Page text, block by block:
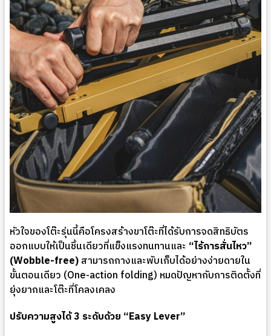
หัวใจของโต๊ะรุ่นนี้คือโครงสร้างขาโต๊ะที่ได้รับการจดสิทธิบัตร
ออกแบบให้เป็นชิ้นเดียวที่แข็งแรงทนทานและ “ไร้การสั่นไหว”
(Wobble-free)สามารถกางและพับเก็บได้อย่างง่ายดายใน
ขั้นตอนเดียว (One-action folding) หมดปัญหากับการติดตั้งที่
ยุ่งยากและโต๊ะที่โคลงเคลง
ปรับความสูงได้ 3 ระดับด้วย “Easy Lever”